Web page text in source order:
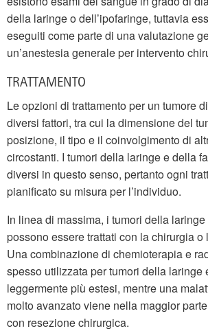
della laringe o dell’ipofaringe, tuttavia
eseguiti come parte di una valutazione
un’anestesia generale per intervento
TRATTAMENTO
Le opzioni di trattamento per un tumore
diversi fattori, tra cui la dimensione del
posizione, il tipo e il coinvolgimento di
circostanti. I tumori della laringe e della
diversi in questo senso, pertanto ogni
pianificato su misura per l’individuo.
In linea di massima, i tumori della
possono essere trattati con la chirurgia o
Una combinazione di chemioterapia e
spesso utilizzata per tumori della laringe
leggermente più estesi, mentre una
molto avanzato viene nella maggior
con resezione chirurgica.